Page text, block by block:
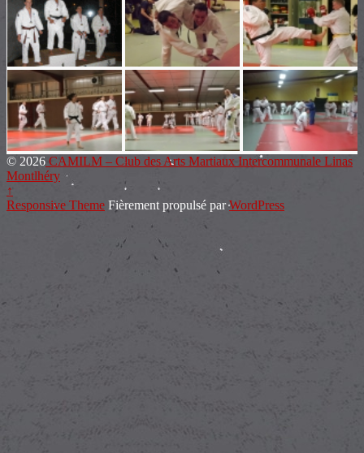
© 2026 CAMILM – Club des Arts Martiaux Intercommunale Linas
Montlhéry
↑
Responsive Theme Fièrement propulsé parWordPress